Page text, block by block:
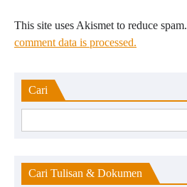
This site uses Akismet to reduce spam.
comment data is processed.
Cari
Cari Tulisan & Dokumen